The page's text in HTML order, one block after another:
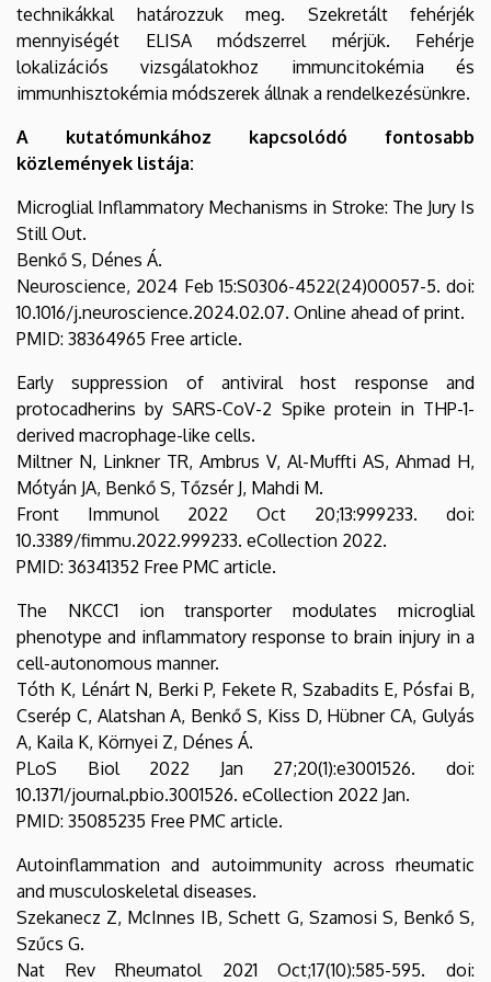
technikákkal határozzuk meg. Szekretált fehérjék
mennyiségét ELISA módszerrel mérjük. Fehérje
lokalizációs vizsgálatokhoz immuncitokémia és
immunhisztokémia módszerek állnak a rendelkezésünkre.
A kutatómunkához kapcsolódó fontosabb
közlemények listája:
Microglial Inflammatory Mechanisms in Stroke: The Jury Is
Still Out.
Benkő S, Dénes Á.
Neuroscience, 2024 Feb 15:S0306-4522(24)00057-5. doi:
10.1016/j.neuroscience.2024.02.07. Online ahead of print.
PMID: 38364965 Free article.
Early suppression of antiviral host response and
protocadherins by SARS-CoV-2 Spike protein in THP-1-
derived macrophage-like cells.
Miltner N, Linkner TR, Ambrus V, Al-Muffti AS, Ahmad H,
Mótyán JA, Benkő S, Tőzsér J, Mahdi M.
Front Immunol 2022 Oct 20;13:999233. doi:
10.3389/fimmu.2022.999233. eCollection 2022.
PMID: 36341352 Free PMC article.
The NKCC1 ion transporter modulates microglial
phenotype and inflammatory response to brain injury in a
cell-autonomous manner.
Tóth K, Lénárt N, Berki P, Fekete R, Szabadits E, Pósfai B,
Cserép C, Alatshan A, Benkő S, Kiss D, Hübner CA, Gulyás
A, Kaila K, Környei Z, Dénes Á.
PLoS Biol 2022 Jan 27;20(1):e3001526. doi:
10.1371/journal.pbio.3001526. eCollection 2022 Jan.
PMID: 35085235 Free PMC article.
Autoinflammation and autoimmunity across rheumatic
and musculoskeletal diseases.
Szekanecz Z, McInnes IB, Schett G, Szamosi S, Benkő S,
Szűcs G.
Nat Rev Rheumatol 2021 Oct;17(10):585-595. doi: